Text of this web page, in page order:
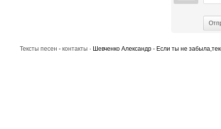
Тексты песен - контакты · Шевченко Александр - Если ты не